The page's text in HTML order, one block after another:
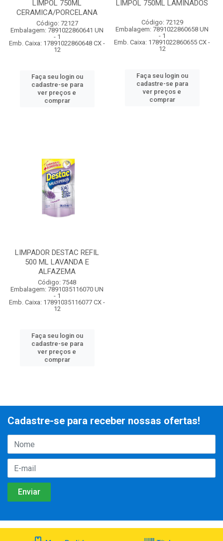
LIMPOL 750ML
CERAMICA/PORCELANA
Código: 72127
Embalagem: 7891022860641 UN
- 1
Emb. Caixa: 17891022860648 CX -
12
Faça seu login ou
cadastre-se para
ver preços e
comprar
LIMPOL 750ML LAMINADOS
Código: 72129
Embalagem: 7891022860658 UN
- 1
Emb. Caixa: 17891022860655 CX -
12
Faça seu login ou
cadastre-se para
ver preços e
comprar
LIMPADOR DESTAC REFIL
500 ML LAVANDA E
ALFAZEMA
Código: 7548
Embalagem: 7891035116070 UN
- 1
Emb. Caixa: 17891035116077 CX -
12
Faça seu login ou
cadastre-se para
ver preços e
comprar
Cadastre-se para receber nossas ofertas!